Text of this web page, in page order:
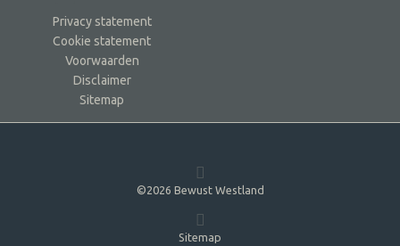
Privacy statement
Cookie statement
Voorwaarden
Disclaimer
Sitemap
©2026 Bewust Westland
Sitemap